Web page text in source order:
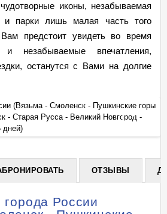
иконы, незабываемая
и парки лишь малая часть того
Вам предстоит увидеть во время
и незабываемые впечатления,
останутся с Вами на долгие
+
(Вязьма - Смоленск - Пушкинские горы
- Старая Русса - Великий Новгород -
дней)
ОТЗЫВЫ
России